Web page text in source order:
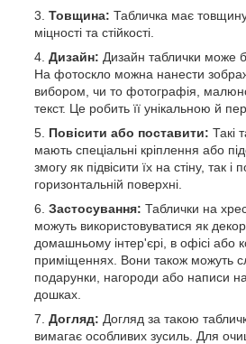
Товщина: Табличка має
міцності та стійкості.
Дизайн: Дизайн таблички може
На фотоскло можна нанести
вибором, чи то фотографія,
текст. Це робить її унікальною й
Повісити або поставити: Такі
мають спеціальні кріплення або
змогу як підвісити їх на стіну, так і
горизонтальній поверхні.
Застосування: Таблички на
можуть використовуватися як
домашньому інтер'єрі, в офісі або
приміщеннях. Вони також можуть
подарунки, нагороди або написи
дошках.
Догляд: Догляд за такою
вимагає особливих зусиль. Для